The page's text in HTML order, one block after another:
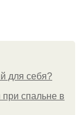
для себя?
при спальне в